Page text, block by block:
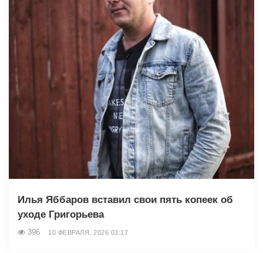
Илья Яббаров вставил свои пять копеек об
уходе Григорьева
396 10 ФЕВРАЛЯ, 2026 03:17